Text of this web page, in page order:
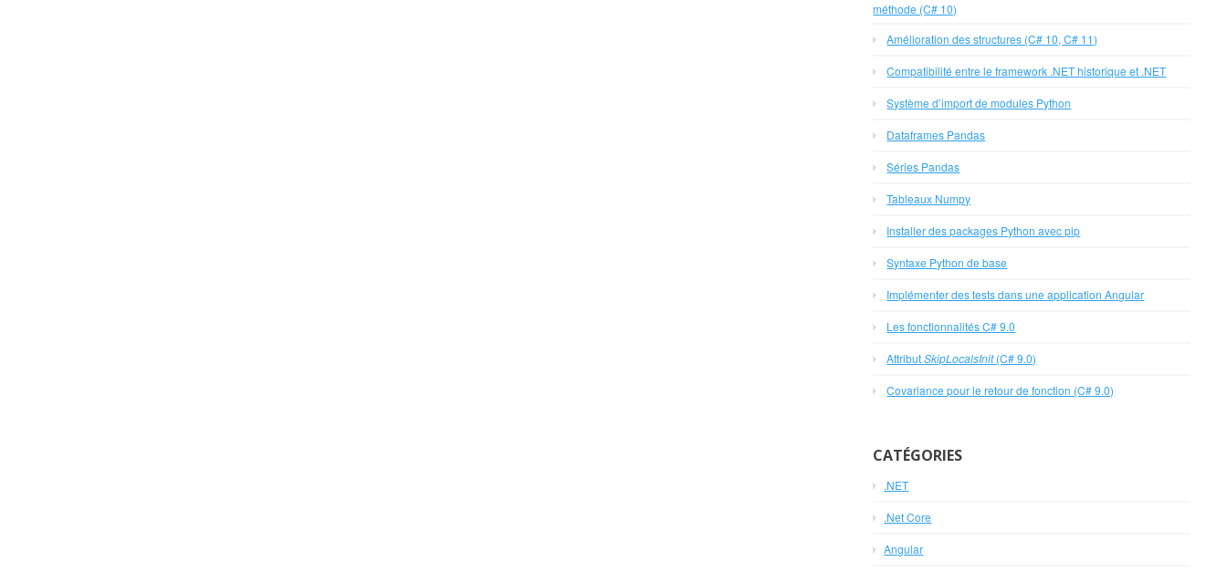
méthode (C# 10)
Amélioration des structures (C# 10, C# 11)
Compatibilité entre le framework .NET historique et .NET
Système d’import de modules Python
Dataframes Pandas
Séries Pandas
Tableaux Numpy
Installer des packages Python avec pip
Syntaxe Python de base
Implémenter des tests dans une application Angular
Les fonctionnalités C# 9.0
AttributSkipLocalsInit(C# 9.0)
Covariance pour le retour de fonction (C# 9.0)
CATÉGORIES
.NET
.Net Core
Angular